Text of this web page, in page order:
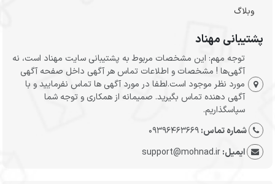
وبلاگ
پشتیبانی مهناد
توجه مهم: این مشخصات مربوط به پشتیبانی سایت مهناد است، نه
آگهی‌ها ! مشخصات و اطلاعات تماس هر آگهی داخل صفحه آگهی
مورد نظر موجود است.لطفا در مورد آگهی ها تماس نفرمایید و با
آگهی دهنده تماس بگیرید. صمیمانه از همکاری و توجه شما
سپاسگذاریم.
شماره تماس:09396463669
ایمیل:support@mohnad.ir